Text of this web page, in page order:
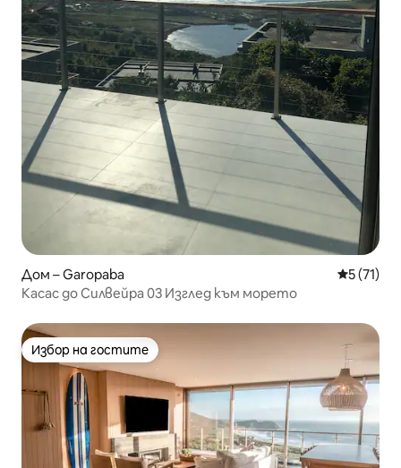
Дом – Garopaba Средна
5 (71)
Касас до Силвейра 03 Изглед към морето
Избор на гостите
Избор на гостите